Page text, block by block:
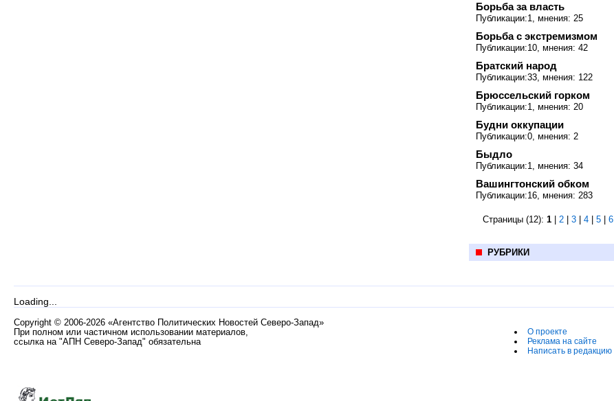
Борьба за власть
Публикации:1, мнения: 25
Борьба с экстремизмом
Публикации:10, мнения: 42
Братский народ
Публикации:33, мнения: 122
Брюссельский горком
Публикации:1, мнения: 20
Будни оккупации
Публикации:0, мнения: 2
Быдло
Публикации:1, мнения: 34
Вашингтонский обком
Публикации:16, мнения: 283
Страницы (12): 1 2 3 4 5 6
РУБРИКИ
Loading...
Copyright © 2006-2026 «Агентство Политических Новостей Северо-Запад»
При полном или частичном использовании материалов,
ссылка на "АПН Северо-Запад" обязательна
О проекте
Реклама на сайте
Написать в редакцию